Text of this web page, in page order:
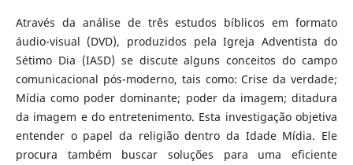
Através da análise de três estudos bíblicos em formato
áudio-visual (DVD), produzidos pela Igreja Adventista do
Sétimo Dia (IASD) se discute alguns conceitos do campo
comunicacional pós-moderno, tais como: Crise da verdade;
Mídia como poder dominante; poder da imagem; ditadura
da imagem e do entretenimento. Esta investigação objetiva
entender o papel da religião dentro da Idade Mídia. Ele
procura também buscar soluções para uma eficiente